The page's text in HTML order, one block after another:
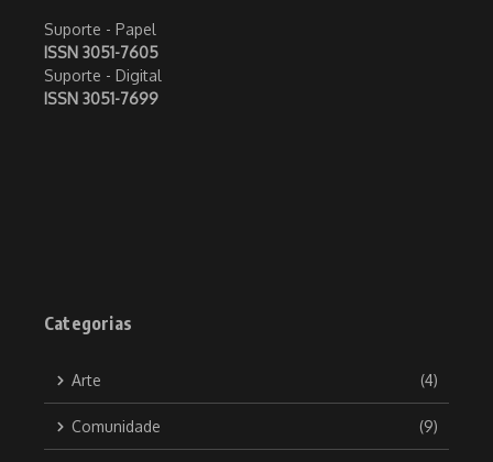
Suporte - Papel
ISSN 3051-7605
Suporte - Digital
ISSN 3051-7699
Categorias
Arte (4)
Comunidade (9)